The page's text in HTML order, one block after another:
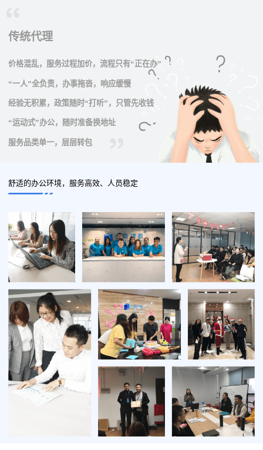
传统代理
价格混乱，服务过程加价，流程只有“正在办”
“一人”全负责，办事拖沓，响应缓慢
经验无积累，政策随时“打听”，只管先收钱
“运动式”办公，随时准备换地址
服务品类单一，层层转包
舒适的办公环境，服务高效、人员稳定